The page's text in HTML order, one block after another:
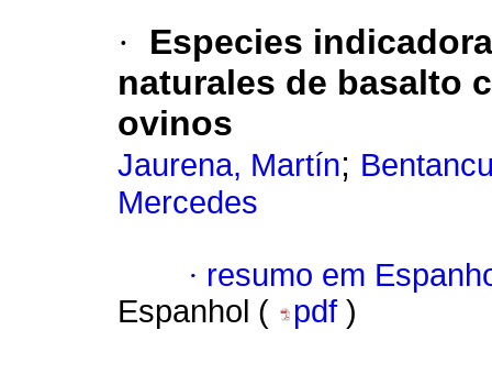
·
Especies
naturales de basalto
ovinos
Jaurena, Martín;
Mercedes
· resumo em
Espanhol (
pdf )